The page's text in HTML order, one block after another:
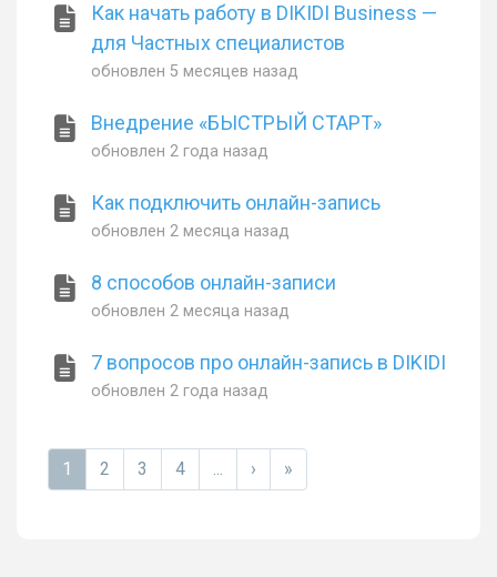
Как начать работу в DIKIDI Business —
для Частных специалистов
обновлен5 месяцев назад
Внедрение «БЫСТРЫЙ СТАРТ»
обновлен2 года назад
Как подключить онлайн-запись
обновлен2 месяца назад
8 cпособов онлайн-записи
обновлен2 месяца назад
7 вопросов про онлайн-запись в DIKIDI
обновлен2 года назад
1 2 3 4 ... › »